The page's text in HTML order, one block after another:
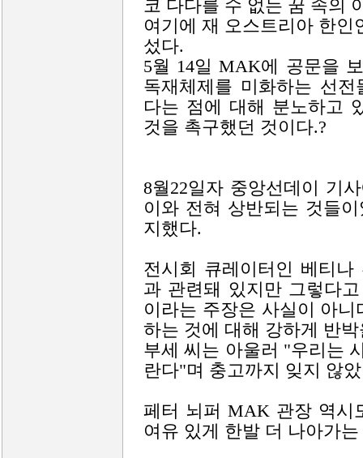
코 다다를 수 없는 꿈 속의
여기에 재 오스트리아 한
섰다.
5월 14일 MAK에 공문을
독재체제를 미화하는 선
다는 점에 대해 분노하고
것을 촉구했던 것이다.?
8월22일자 중앙선데이 기
이와 전혀 상반되는 것들
지했다.
전시회 큐레이터인 베티
과 관련돼 있지만 그렇다
이라는 주장은 사실이 아
하는 것에 대해 강하게 반
부세 씨는 아울러 "우리는
란다"며 충고까지 잊지 않
페터 뇌퍼 MAK 관장 역시
여유 있게 한발 더 나아가